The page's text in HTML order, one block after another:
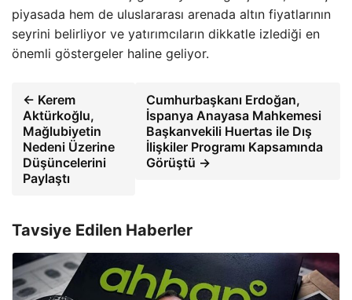
piyasada hem de uluslararası arenada altın fiyatlarının
seyrini belirliyor ve yatırımcıların dikkatle izlediği en
önemli göstergeler haline geliyor.
← Kerem
Aktürkoğlu,
Mağlubiyetin
Nedeni Üzerine
Düşüncelerini
Paylaştı
Cumhurbaşkanı Erdoğan,
İspanya Anayasa Mahkemesi
Başkanvekili Huertas ile Dış
İlişkiler Programı Kapsamında
Görüştü →
Tavsiye Edilen Haberler